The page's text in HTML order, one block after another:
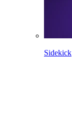
Sidekick